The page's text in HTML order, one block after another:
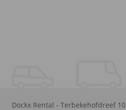
Dockx Rental - Terbekehofdreef 10